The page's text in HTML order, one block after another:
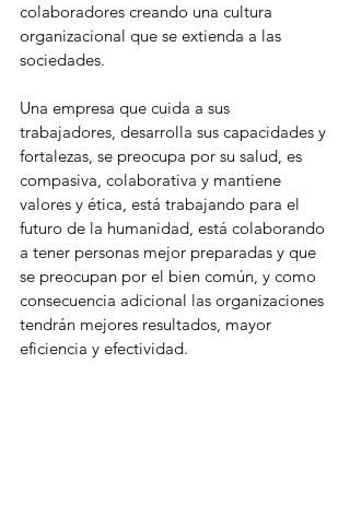
colaboradores creando una cultura
organizacional que se extienda a las
sociedades.
Una empresa que cuida a sus
trabajadores, desarrolla sus capacidades y
fortalezas, se preocupa por su salud, es
compasiva, colaborativa y mantiene
valores y ética, está trabajando para el
futuro de la humanidad, está colaborando
a tener personas mejor preparadas y que
se preocupan por el bien común, y como
consecuencia adicional las organizaciones
tendrán mejores resultados, mayor
eficiencia y efectividad.